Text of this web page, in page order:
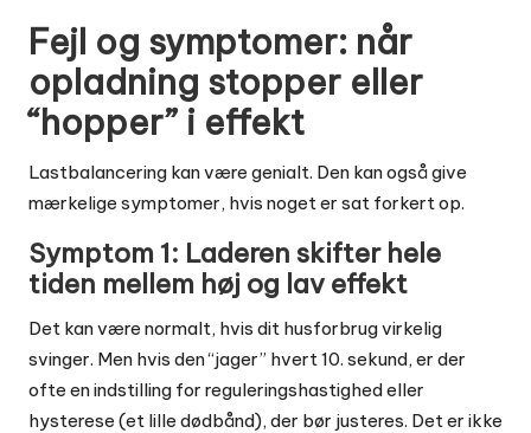
Fejl og symptomer: når
opladning stopper eller
“hopper” i effekt
Lastbalancering kan være genialt. Den kan også give
mærkelige symptomer, hvis noget er sat forkert op.
Symptom 1: Laderen skifter hele
tiden mellem høj og lav effekt
Det kan være normalt, hvis dit husforbrug virkelig
svinger. Men hvis den “jager” hvert 10. sekund, er der
ofte en indstilling for reguleringshastighed eller
hysterese (et lille dødbånd), der bør justeres. Det er ikke